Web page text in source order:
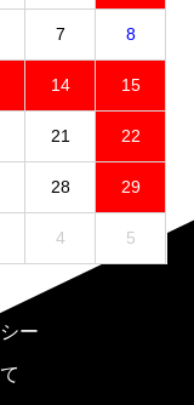
7 8
14 15
21 22
28 29
4 5
ー